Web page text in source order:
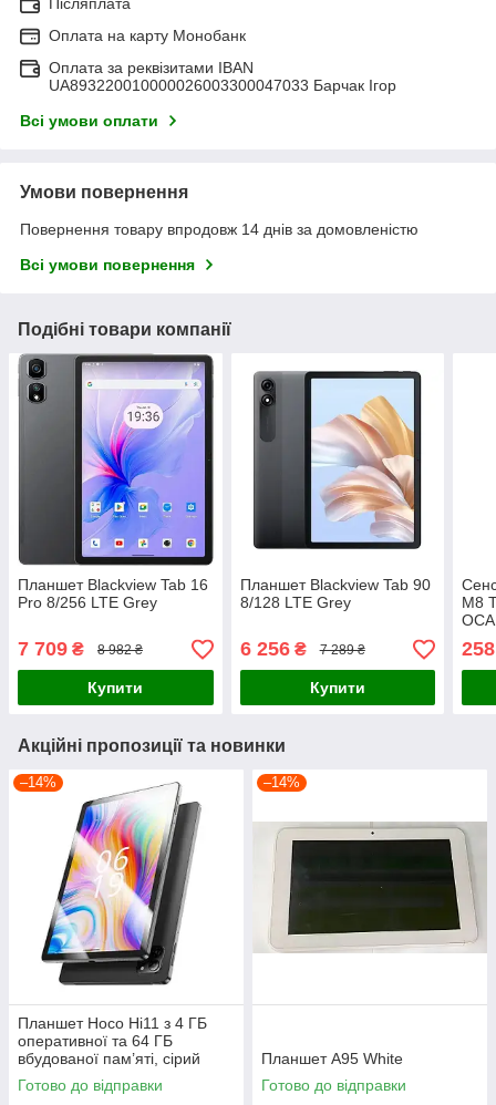
Оплата на карту Монобанк
Оплата за реквізитами IBAN
UA893220010000026003300047033 Барчак Ігор
Всі умови оплати
Умови повернення
Повернення товару впродовж 14 днів за домовленістю
Всі умови повернення
Подібні товари компанії
Планшет Blackview Tab 16
Pro 8/256 LTE Grey
7 709 ₴ 8 982 ₴
Купити
Планшет Blackview Tab 90
8/128 LTE Grey
6 256₴ 7 289 ₴
Купити
M8
OCA
258
Акційні пропозиції та новинки
–14%
Планшет Hoco Hi11 з 4 ГБ
оперативної та 64 ГБ
вбудованої пам’яті, сірий
Готово до відправки
–14%
Планшет A95 White
Готово до відправки